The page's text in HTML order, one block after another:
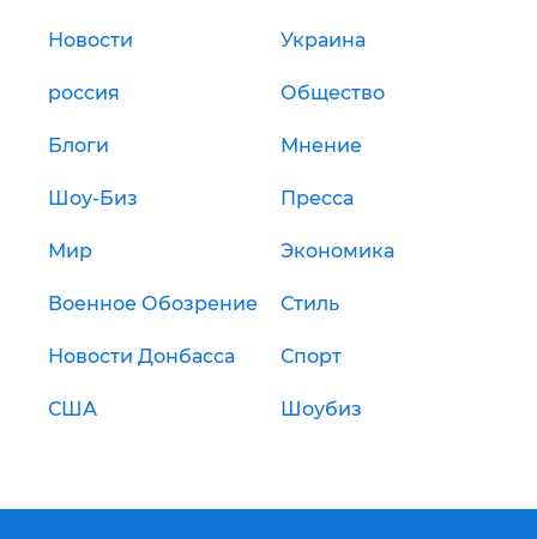
Новости Украина
россия Общество
Блоги Мнение
Шоу-Биз Пресса
Мир Экономика
Военное Обозрение Стиль
Новости Донбасса Спорт
США Шоубиз